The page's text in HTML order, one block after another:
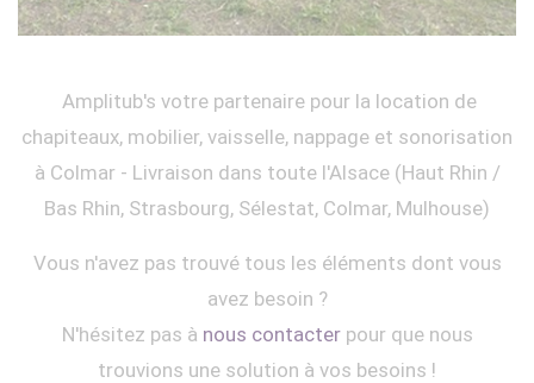
Amplitub's votre partenaire pour la location de
chapiteaux, mobilier, vaisselle, nappage et sonorisation
à Colmar - Livraison dans toute l'Alsace (Haut Rhin /
Bas Rhin, Strasbourg, Sélestat, Colmar, Mulhouse)
Vous n'avez pas trouvé tous les éléments dont vous
avez besoin ?
N'hésitez pas à nous contacterpour que nous
trouvions une solution à vos besoins !